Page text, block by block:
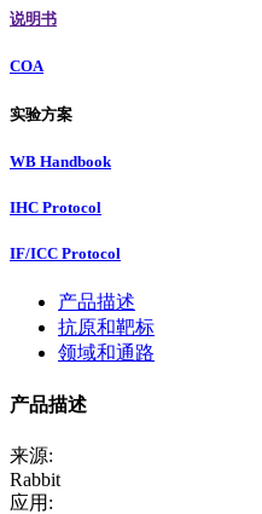
说明书
COA
实验方案
WB Handbook
IHC Protocol
IF/ICC Protocol
产品描述
抗原和靶标
领域和通路
产品描述
来源:
Rabbit
应用: